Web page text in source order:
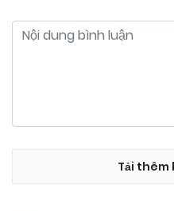
Tải thêm